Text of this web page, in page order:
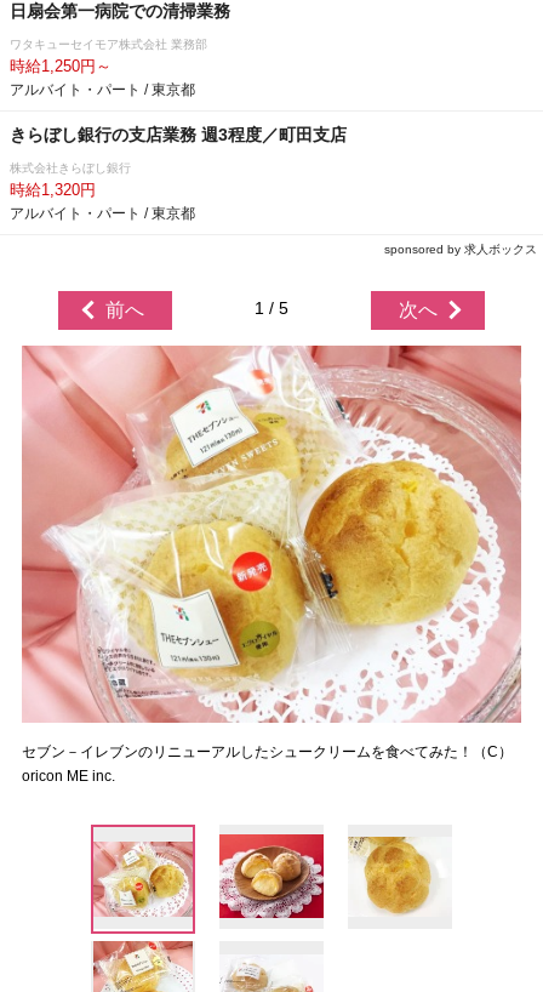
日扇会第一病院での清掃業務
ワタキューセイモア株式会社 業務部
時給1,250円～
アルバイト・パート / 東京都
きらぼし銀行の支店業務 週3程度／町田支店
株式会社きらぼし銀行
時給1,320円
アルバイト・パート / 東京都
sponsored by 求人ボックス
前へ 1 / 5 次へ
セブン－イレブンのリニューアルしたシュークリームを食べてみた！（C）
oricon ME inc.